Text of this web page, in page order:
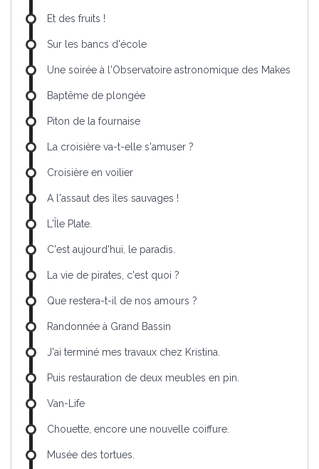
Et des fruits !
Sur les bancs d'école
Une soirée à l'Observatoire astronomique des Makes
Baptême de plongée
Piton de la fournaise
La croisière va-t-elle s'amuser ?
Croisière en voilier
A l'assaut des îles sauvages !
L'Île Plate.
C'est aujourd'hui, le paradis.
La vie de pirates, c'est quoi ?
Que restera-t-il de nos amours ?
Randonnée à Grand Bassin
J'ai terminé mes travaux chez Kristina.
Puis restauration de deux meubles en pin.
Van-Life
Chouette, encore une nouvelle coiffure.
Musée des tortues.